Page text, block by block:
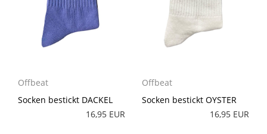
Offbeat
Socken bestickt DACKEL
16,95 EUR
Offbeat
Socken bestickt OYSTER
16,95 EUR